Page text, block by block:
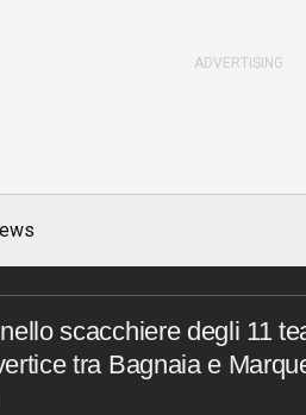
scacchiere degli 11
tra Bagnaia e